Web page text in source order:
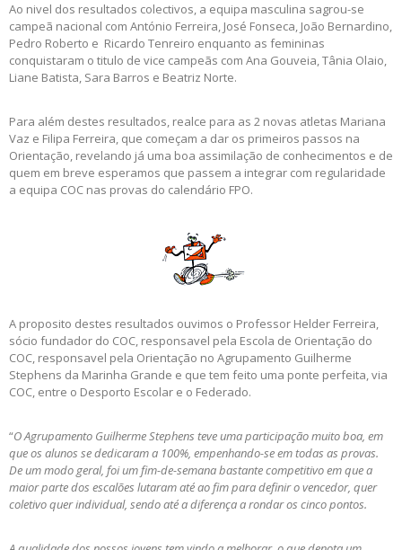
Ao nivel dos resultados colectivos, a equipa masculina sagrou-se
campeã nacional com António Ferreira, José Fonseca, João Bernardino,
Pedro Roberto e Ricardo Tenreiro enquanto as femininas
conquistaram o titulo de vice campeãs com Ana Gouveia, Tânia Olaio,
Liane Batista, Sara Barros e Beatriz Norte.
Para além destes resultados, realce para as 2 novas atletas Mariana
Vaz e Filipa Ferreira, que começam a dar os primeiros passos na
Orientação, revelando já uma boa assimilação de conhecimentos e de
quem em breve esperamos que passem a integrar com regularidade
a equipa COC nas provas do calendário FPO.
A proposito destes resultados ouvimos o Professor Helder Ferreira,
sócio fundador do COC, responsavel pela Escola de Orientação do
COC, responsavel pela Orientação no Agrupamento Guilherme
Stephens da Marinha Grande e que tem feito uma ponte perfeita, via
COC, entre o Desporto Escolar e o Federado.
“O Agrupamento Guilherme Stephens teve uma participação muito boa, em
que os alunos se dedicaram a 100%, empenhando-se em todas as provas.
De um modo geral, foi um fim-de-semana bastante competitivo em que a
maior parte dos escalões lutaram até ao fim para definir o vencedor, quer
coletivo quer individual, sendo até a diferença a rondar os cinco pontos.